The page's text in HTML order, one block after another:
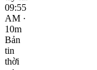
09:55
AM ·
10m
Bản
tin
thời